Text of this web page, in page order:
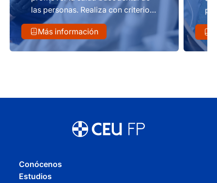
las personas. Realiza con criterios
de calidad, técnicas odontológicas
en colaboración con odontólogos
o estomatólogos.
Más información
Conócenos
Estudios